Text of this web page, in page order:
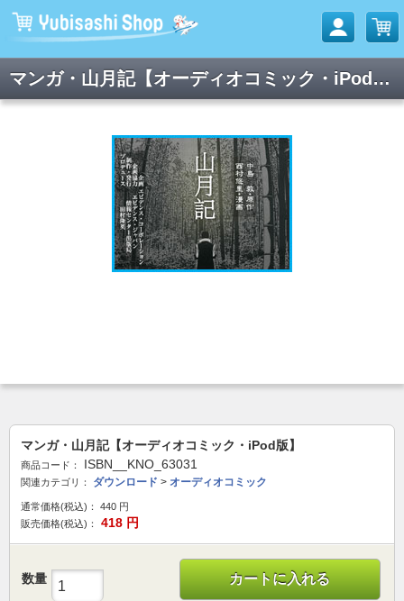
マンガ・山月記【オーディオコミック・iPod版】
マンガ・山月記【オーディオコミック・iPod版】
商品コード： ISBN__KNO_63031
関連カテゴリ： ダウンロード > オーディオコミック
通常価格(税込)： 440 円
販売価格(税込)：
418 円
数量 カートに入れる